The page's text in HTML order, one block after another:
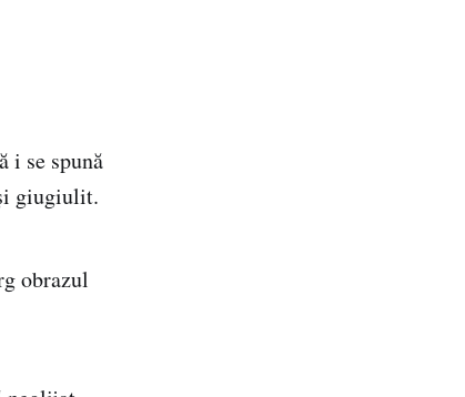
i se spună
giugiulit.
obrazul